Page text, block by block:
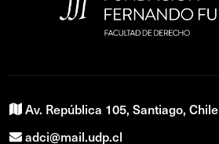
Av. República 105, Santiago, Chile
adci@mail.udp.cl